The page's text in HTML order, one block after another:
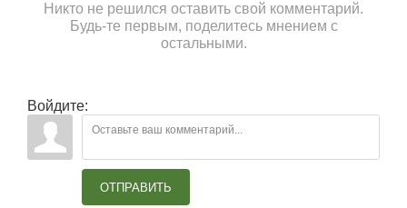
Никто не решился оставить свой комментарий.
Будь-те первым, поделитесь мнением с
остальными.
Войдите:
ОТПРАВИТЬ